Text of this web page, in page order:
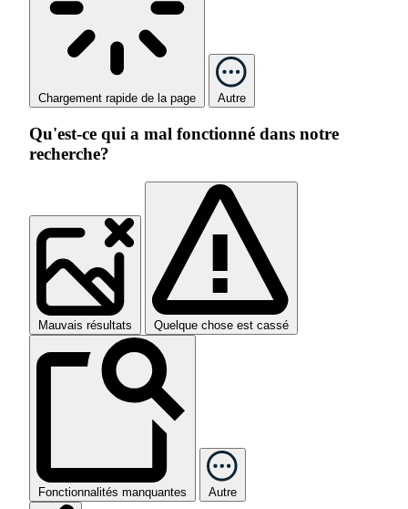
Chargement rapide de la page Autre
Qu'est-ce qui a mal fonctionné dans notre
recherche?
Mauvais résultats Quelque chose est cassé
Fonctionnalités manquantes Autre